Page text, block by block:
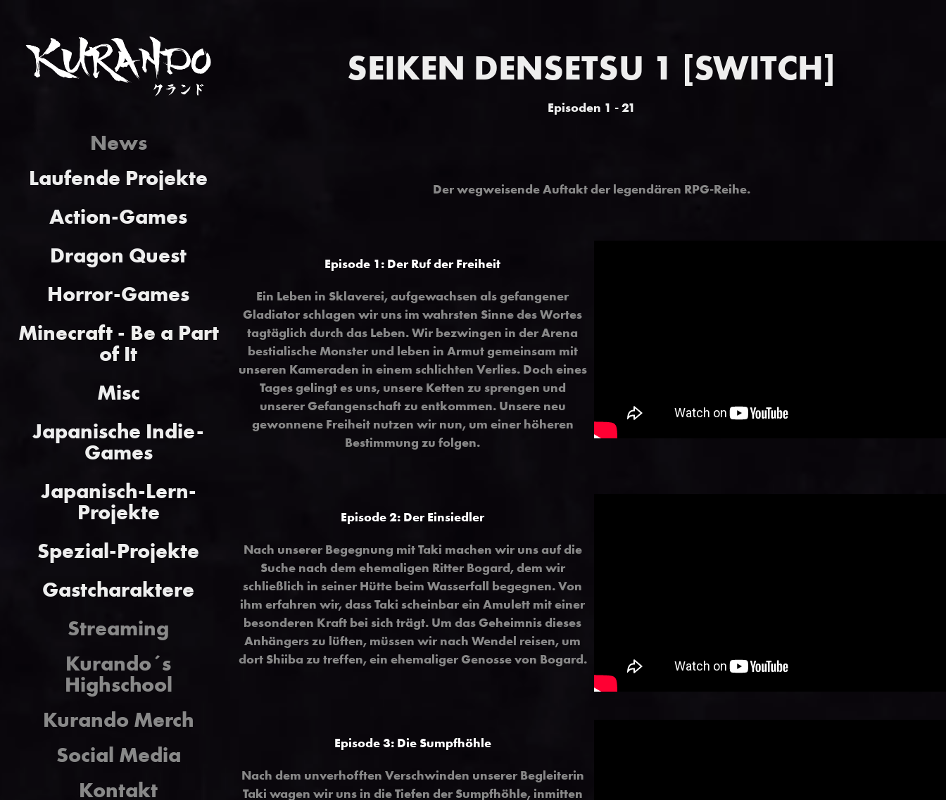
News
Laufende Projekte
Action-Games
Dragon Quest
Horror-Games
Minecraft - Be a Part
of It
Misc
Japanische Indie-
Games
Japanisch-Lern-
Projekte
Spezial-Projekte
Gastcharaktere
Streaming
Kurando´s
Highschool
Kurando Merch
Social Media
Kontakt
SEIKEN DENSETSU 1 [SWITCH]
Episoden 1 - 21
Der wegweisende Auftakt der legendären RPG-Reihe.
Episode 1: Der Ruf der Freiheit
Ein Leben in Sklaverei, aufgewachsen als gefangener
Gladiator schlagen wir uns im wahrsten Sinne des Wortes
tagtäglich durch das Leben. Wir bezwingen in der Arena
bestialische Monster und leben in Armut gemeinsam mit
unseren Kameraden in einem schlichten Verlies. Doch eines
Tages gelingt es uns, unsere Ketten zu sprengen und
unserer Gefangenschaft zu entkommen. Unsere neu
gewonnene Freiheit nutzen wir nun, um einer höheren
Bestimmung zu folgen.
Episode 2: Der Einsiedler
Nach unserer Begegnung mit Taki machen wir uns auf die
Suche nach dem ehemaligen Ritter Bogard, dem wir
schließlich in seiner Hütte beim Wasserfall begegnen. Von
ihm erfahren wir, dass Taki scheinbar ein Amulett mit einer
besonderen Kraft bei sich trägt. Um das Geheimnis dieses
Anhängers zu lüften, müssen wir nach Wendel reisen, um
dort Shiiba zu treffen, ein ehemaliger Genosse von Bogard.
Episode 3: Die Sumpfhöhle
Nach dem unverhofften Verschwinden unserer Begleiterin
Taki wagen wir uns in die Tiefen der Sumpfhöhle, inmitten